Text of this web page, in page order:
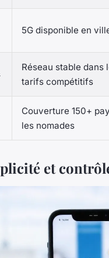
5G disponible en
Réseau stable dans
tarifs compétitifs
Couverture 150+
les nomades
et